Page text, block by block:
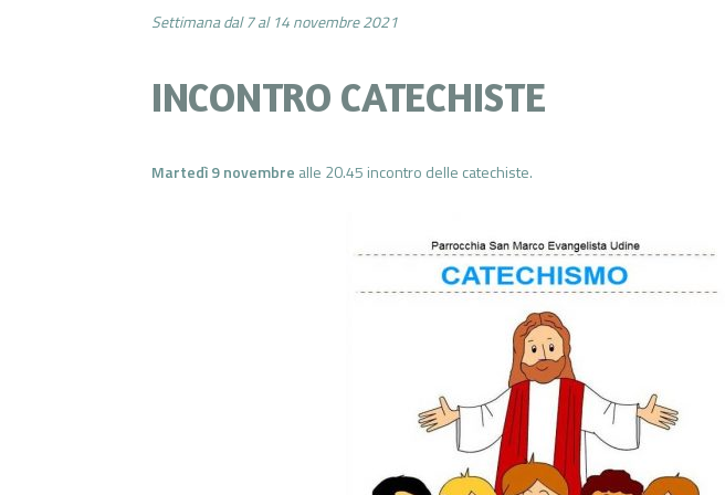
Settimana dal 7 al 14 novembre 2021
INCONTRO CATECHISTE
Martedì 9novembre alle 20.45 incontro delle catechiste.